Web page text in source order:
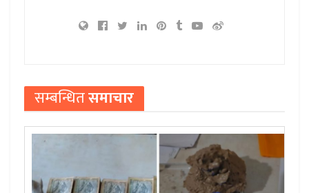
सम्बन्धितसमाचार